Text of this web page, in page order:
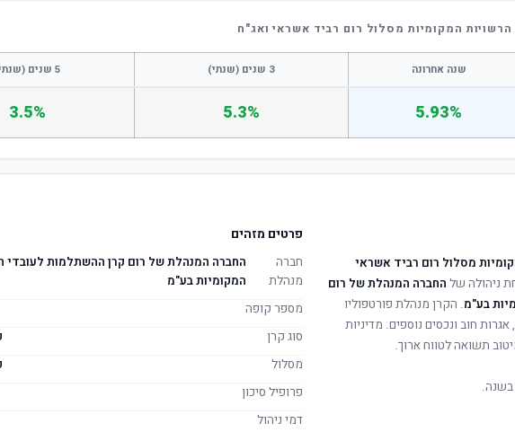
המקומיות מסלול רום רביד אשראי ואג"ח
שנה אחרונה 3 שנים (שנתי) 5 שנים (שנתי)
5.93%
5.3%
3.5%
מסלול רום רביד אשראי
ניהולה של החברה המנהלת של רום
בע"מ. הקרן מנהלת פורטפוליו
חוב ונכסים נוספים. מדיניות
תשואה לטווח ארוך.
בשנה.
פרטים מזהים
חברה
מנהלת
החברה המנהלת של רום קרן ההשתלמות לעובדי
המקומיות בע"מ
מספר קופה
סוג קרן
מסלול
פרופיל סיכון
דמי ניהול